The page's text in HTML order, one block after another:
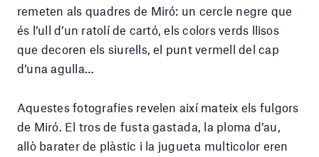
remeten als quadres de Miró: un cercle negre que
és l’ull d’un ratolí de cartó, els colors verds llisos
que decoren els siurells, el punt vermell del cap
d’una agulla…
Aquestes fotografies revelen així mateix els fulgors
de Miró. El tros de fusta gastada, la ploma d’au,
allò barater de plàstic i la jugueta multicolor eren